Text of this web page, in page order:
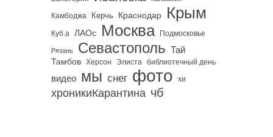
Камбоджа Керчь Краснодар Крым
Куб.а ЛАОс Москва Подмосковье
Рязань Севастополь Тай
Тамбов Херсон Элиста библиотечный день
видео мы снег фото хи
хроникиКарантина чб